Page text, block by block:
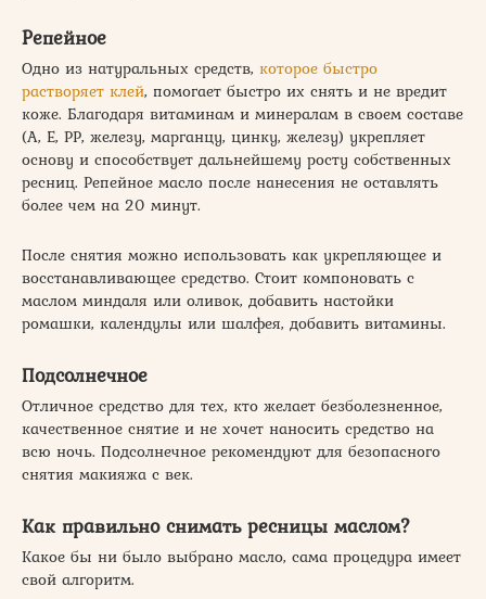
Репейное
Одно из натуральных средств, которое быстро
растворяет клей, помогает быстро их снять и не вредит
коже. Благодаря витаминам и минералам в своем составе
(А, Е, РР, железу, марганцу, цинку, железу) укрепляет
основу и способствует дальнейшему росту собственных
ресниц. Репейное масло после нанесения не оставлять
более чем на 20 минут.
После снятия можно использовать как укрепляющее и
восстанавливающее средство. Стоит компоновать с
маслом миндаля или оливок, добавить настойки
ромашки, календулы или шалфея, добавить витамины.
Подсолнечное
Отличное средство для тех, кто желает безболезненное,
качественное снятие и не хочет наносить средство на
всю ночь. Подсолнечное рекомендуют для безопасного
снятия макияжа с век.
Как правильно снимать ресницы маслом?
Какое бы ни было выбрано масло, сама процедура имеет
свой алгоритм.